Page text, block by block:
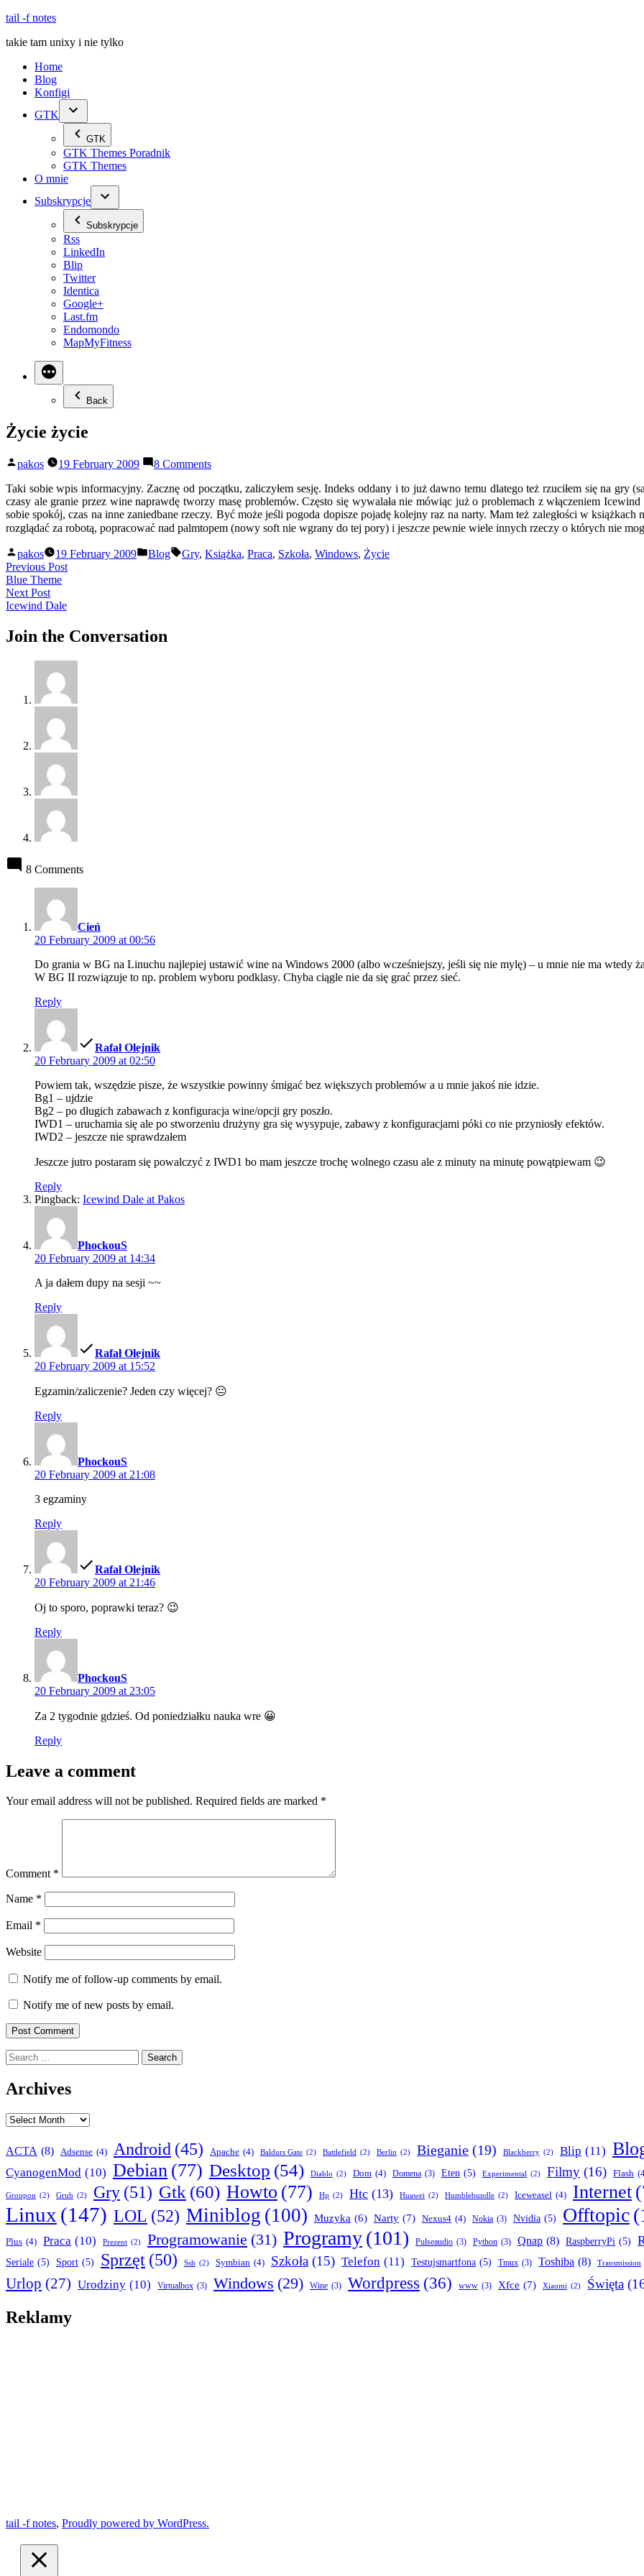
Skip
content
tail -f notes
takie tam unixy i nie tylko
Home
Blog
Konfigi
GTK
GTK
GTK Themes Poradnik
GTK Themes
O mnie
Subskrypcje
Subskrypcje
Rss
LinkedIn
Blip
Twitter
Identica
Google+
Last.fm
Endomondo
MapMyFitness
Back
Życie życie
Posted
pakos 19 February 2009 8 Commentson
życie
Taki sobie wpis informacyjny. Zacznę od początku, zaliczyłem sesję. Indeks oddany i to już dawno temu dlatego też rzuciłem się na gry
czasy ale granie przez wine naprawdę tworzy masę problemów. Często się wywalała nie mówiąc już o problemach z włączeniem
sobie spokój, czas na inne zaniedbane rzeczy. Być może jeśli pogoda dopisze pojadę kolejny raz na narty. Mam też zaległości w
rozglądać za robotą, popracować nad palmtopem (nowy soft nie wgrany do tej pory) i jeszcze pewnie wiele innych rzeczy o których nie
Posted
by
pakos 19 February 2009
Posted
Blog Tags:
Gry, Książka, Praca, Szkoła, Windows, Życie
Post
navigation
Previous PostPrevious
Blue Theme
Next PostNext
post:
Icewind Dale
Join the Conversation
8 Comments
Cień
20 February 2009 at 00:56
Do grania w BG na Linuchu najlepiej ustawić wine na Windows 2000 (albo wcześniejszy, jeśli się nie mylę) – u mnie nie ma wtedy
W BG II rozwiązuje to np. problem wyboru podklasy. Chyba ciągle nie da się grać przez sieć.
Reply
Rafał Olejnik
20 February 2009 at 02:50
Powiem tak, wszędzie pisze, że wszystkie powinny śmigać bez większych problemów a u mnie jakoś nie idzie.
Bg1 – ujdzie
Bg2 – po długich zabawach z konfiguracja wine/opcji gry poszło.
IWD1 – uruchamia się ale po stworzeniu drużyny gra się wysypuje, zabawy z konfiguracjami póki co nie przyniosły efektów.
IWD2 – jeszcze nie sprawdzałem
Jeszcze jutro postaram się powalczyć z IWD1 bo mam jeszcze trochę wolnego czasu ale z minuty na minutę powątpiewam 😉
Reply
Pingback: Icewind Dale at Pakos
PhockouS
20 February 2009 at 14:34
A ja dałem dupy na sesji ~~
Reply
Rafał Olejnik
20 February 2009 at 15:52
Egzamin/zaliczenie? Jeden czy więcej? 😐
Reply
PhockouS
20 February 2009 at 21:08
3 egzaminy
Reply
Rafał Olejnik
20 February 2009 at 21:46
Oj to sporo, poprawki teraz? 😉
Reply
PhockouS
20 February 2009 at 23:05
Za 2 tygodnie gdzieś. Od poniedziałku nauka wre 😀
Reply
Leave a comment
Your email address will not be published. Required fields are marked *
Comment *
Name *
Email *
Website
Notify me of follow-up comments by email.
Notify me of new posts by email.
Search
for:
Archives
Archives
ACTA (8) Adsense (4) Android (45) Apache (4) Baldurs Gate (2) Battlefield (2) Berlin (2) Bieganie (19) Blackberry (2) Blip (11)
CyanogenMod (10) Debian (77) Desktop (54) Diablo (2) Dom (4) Domena (3) Eten (5) Experimental (2) Filmy (16) Flash
Groupon (2) Grub (2) Gry (51) Gtk (60) Howto (77) Hp (2) Htc (13) Huawei (2) Humblebundle (2) Iceweasel (4) Internet
Linux (147) LOL (52) Miniblog (100) Muzyka (6) Narty (7) Nexus4 (4) Nokia (3) Nvidia (5) Offtopic
Plus (4) Praca (10) Prezent (2) Programowanie (31) Programy(101) Pulseaudio (3) Python (3) Qnap (8) RaspberryPi (5)
Seriale (5) Sport (5) Sprzęt (50) Ssh (2) Symbian (4) Szkoła (15) Telefon (11) Testujsmartfona (5) Tmux (3) Toshiba (8) Transmission
Urlop (27) Urodziny (10) Virtualbox (3) Windows (29) Wine (3) Wordpress (36) www (3) Xfce (7) Xiaomi (2) Święta
Reklamy
tail -f notes, Proudly powered by WordPress.